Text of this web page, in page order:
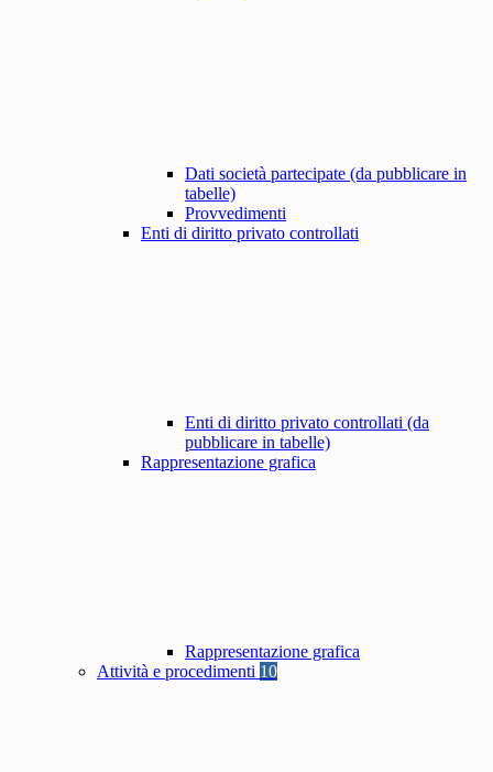
Dati società partecipate (da pubblicare in
tabelle)
Provvedimenti
Enti di diritto privato controllati
Enti di diritto privato controllati (da
pubblicare in tabelle)
Rappresentazione grafica
Rappresentazione grafica
Attività e procedimenti 10